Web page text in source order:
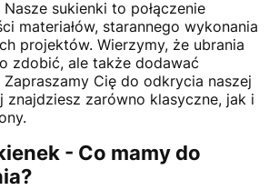
sukienki to połączenie
materiałów, starannego wykonania
projektów. Wierzymy, że ubrania
zdobić, ale także dodawać
Cię do odkrycia naszej
znajdziesz zarówno klasyczne, jak i
- Co mamy do